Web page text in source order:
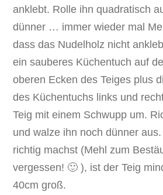
anklebt. Rolle ihn quadratisch
dünner … immer wieder mal
dass das Nudelholz nicht
ein sauberes Küchentuch auf
oberen Ecken des Teiges plus
des Küchentuchs links und
Teig mit einem Schwupp um.
und walze ihn noch dünner
richtig machst (Mehl zum
vergessen! 🙂 ), ist der Teig
40cm groß.